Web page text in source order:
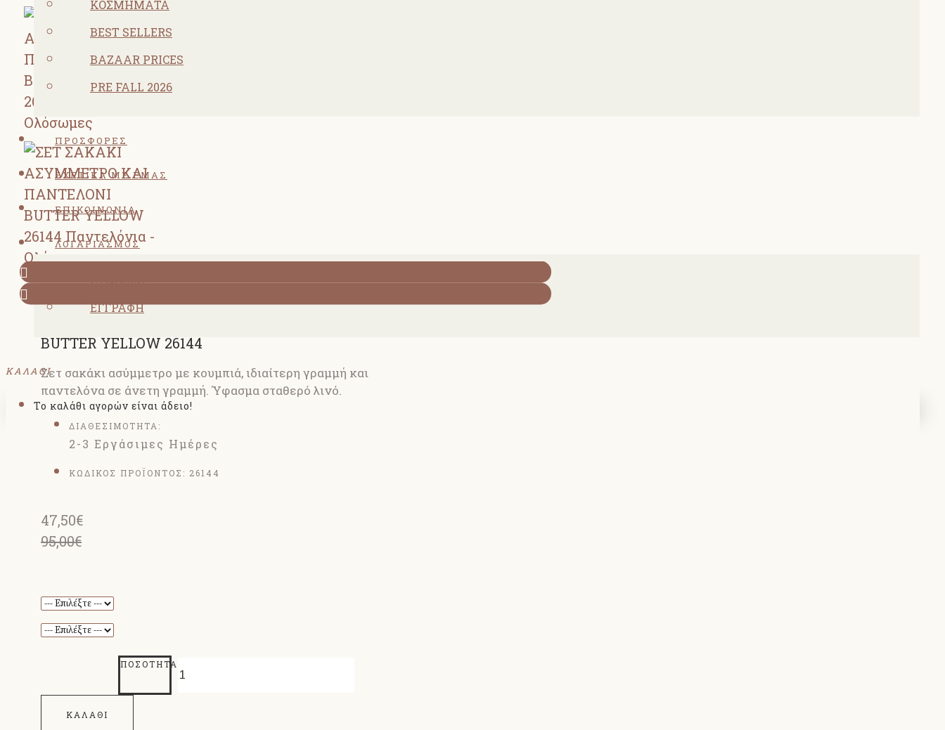
ΚΟΣΜΗΜΑΤΑ
BEST SELLERS
BAZAAR PRICES
PRE FALL 2026
ΠΡΟΣΦΟΡΕΣ
ΣΧΕΤΙΚΑ ΜΕ ΕΜΑΣ
ΕΠΙΚΟΙΝΩΝΙΑ
ΛΟΓΑΡΙΑΣΜΌΣ
ΣΎΝΔΕΣΗ
ΕΓΓΡΑΦΉ
ΚΑΛΑΘΙ
Το καλάθι αγορών είναι άδειο!
BUTTER YELLOW 26144
Σετ σακάκι ασύμμετρο με κουμπιά, ιδιαίτερη γραμμή και
παντελόνα σε άνετη γραμμή. Ύφασμα σταθερό λινό.
ΔΙΑΘΕΣΙΜΟΤΗΤΑ:
2-3 Εργάσιμες Ημέρες
ΚΩΔΙΚΟΣ ΠΡΟΪΟΝΤΟΣ: 26144
47,50€
95,00€
ΠΟΣΌΤΗΤΑ
ΚΑΛΆΘΙ